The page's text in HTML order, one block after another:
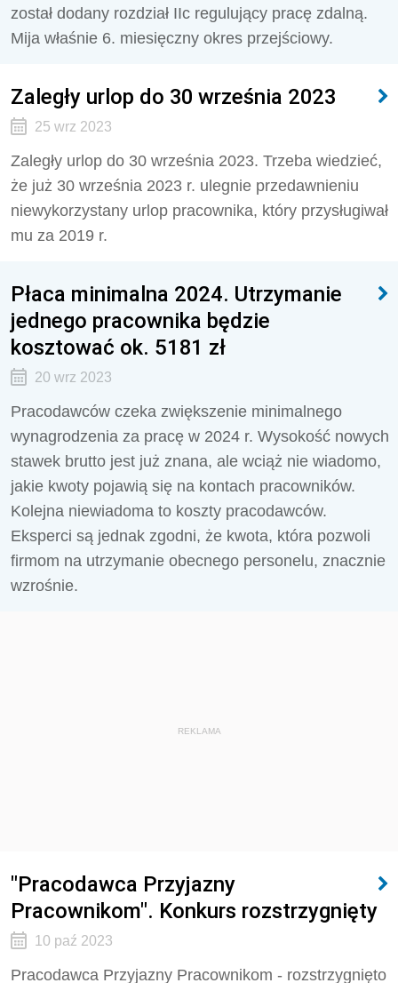
został dodany rozdział IIc regulujący pracę zdalną.
Mija właśnie 6. miesięczny okres przejściowy.
Zaległy urlop do 30 września 2023
25 wrz 2023
Zaległy urlop do 30 września 2023. Trzeba wiedzieć,
że już 30 września 2023 r. ulegnie przedawnieniu
niewykorzystany urlop pracownika, który przysługiwał
mu za 2019 r.
Płaca minimalna 2024. Utrzymanie
jednego pracownika będzie
kosztować ok. 5181 zł
20 wrz 2023
Pracodawców czeka zwiększenie minimalnego
wynagrodzenia za pracę w 2024 r. Wysokość nowych
stawek brutto jest już znana, ale wciąż nie wiadomo,
jakie kwoty pojawią się na kontach pracowników.
Kolejna niewiadoma to koszty pracodawców.
Eksperci są jednak zgodni, że kwota, która pozwoli
firmom na utrzymanie obecnego personelu, znacznie
wzrośnie.
REKLAMA
"Pracodawca Przyjazny
Pracownikom". Konkurs rozstrzygnięty
10 paź 2023
Pracodawca Przyjazny Pracownikom - rozstrzygnięto